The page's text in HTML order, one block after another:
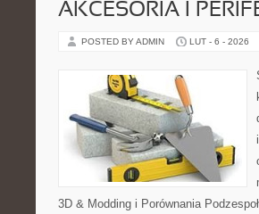
AKCESORIA I
POSTED BY ADMIN LUT - 6 - 2026
3D & Modding i Porównania